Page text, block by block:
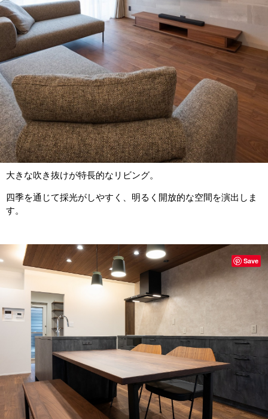
大きな吹き抜けが特長的なリビング。
四季を通じて採光がしやすく、明るく開放的な空間を演出しま
す。
Save